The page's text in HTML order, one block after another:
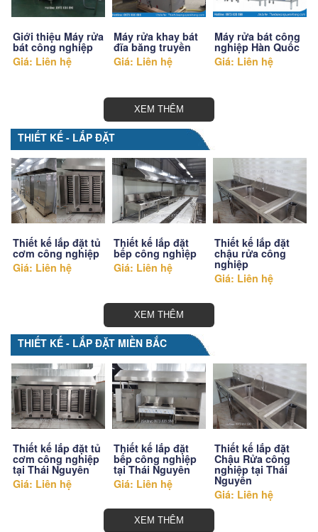
Giới thiệu Máy rửa
bát công nghiệp
Giá: Liên hệ
Máy rửa khay bát
đĩa băng truyền
Giá: Liên hệ
Máy rửa bát công
nghiệp Hàn Quốc
Giá: Liên hệ
XEM THÊM
THIẾT KẾ - LẮP ĐẶT
Thiết kế lắp đặt tủ
cơm công nghiệp
Giá: Liên hệ
Thiết kế lắp đặt
bếp công nghiệp
Giá: Liên hệ
Thiết kế lắp đặt
chậu rửa công
nghiệp
Giá: Liên hệ
XEM THÊM
THIẾT KẾ - LẮP ĐẶT MIỀN BẮC
Thiết kế lắp đặt tủ
cơm công nghiệp
tại Thái Nguyên
Giá: Liên hệ
Thiết kế lắp đặt
bếp công nghiệp
tại Thái Nguyên
Giá: Liên hệ
Thiết kế lắp đặt
Chậu Rửa công
nghiệp tại Thái
Nguyên
Giá: Liên hệ
XEM THÊM